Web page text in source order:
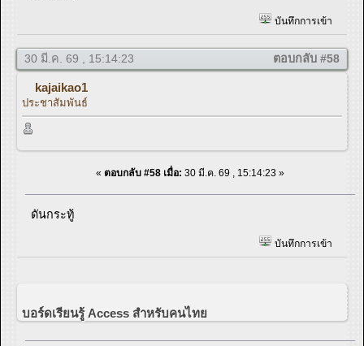
บันทึกการเข้า
30 มี.ค. 69 , 15:14:23 ตอบกลับ #58
kajaikao1
ประชาสัมพันธ์
« ตอบกลับ #58 เมื่อ: 30 มี.ค. 69 , 15:14:23 »
ดันกระทู้
บันทึกการเข้า
บอร์ดเรียนรู้ Access สำหรับคนไทย